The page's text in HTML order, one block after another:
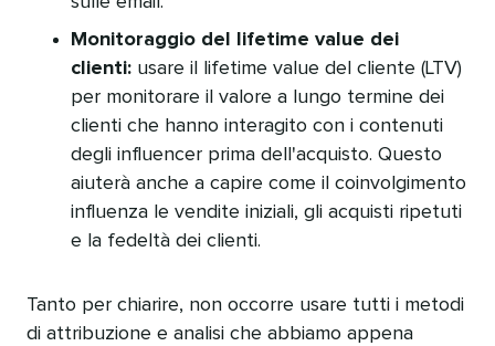
Monitoraggio del lifetime value dei
clienti: usare il lifetime value del cliente (LTV)
per monitorare il valore a lungo termine dei
clienti che hanno interagito con i contenuti
degli influencer prima dell'acquisto. Questo
aiuterà anche a capire come il coinvolgimento
influenza le vendite iniziali, gli acquisti ripetuti
e la fedeltà dei clienti.​​
Tanto per chiarire, non occorre usare tutti i metodi
di attribuzione e analisi che abbiamo appena